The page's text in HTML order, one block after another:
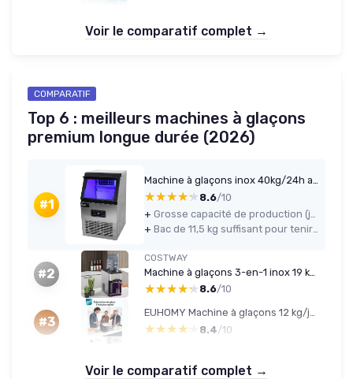
Voir le comparatif complet →
COMPARATIF
Top 6 : meilleurs machines à glaçons
premium longue durée (2026)
#1
Machine à glaçons inox 40kg/24h avec broyeur
★★★★★
★★★★★ 8.6/10
+
Grosse capacité de production (jusqu’à 40 kg/24 h) adaptée à un usage pro
+
Bac de 11,5 kg suffisant pour tenir un service sans stress
#2
COSTWAY
★★★★★
★★★★★ 8.6/10
#3
EUHOMY Machine à glaçons 12 kg/jour - 9 glaçons en 6 min - Auto-nettoyante
★★★★★
★★★★★ 8.4/10
Voir le comparatif complet →